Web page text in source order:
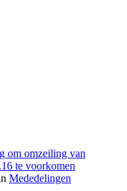
om omzeiling van
te voorkomen
Mededelingen